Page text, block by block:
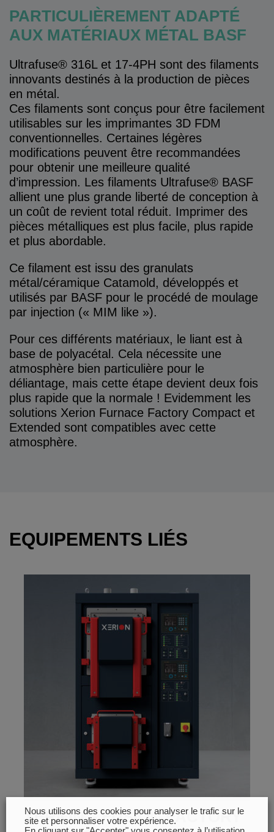
PARTICULIÈREMENT ADAPTÉ
AUX MATÉRIAUX MÉTAL BASF
Ultrafuse® 316L et 17-4PH sont des filaments
innovants destinés à la production de pièces
en métal.
Ces filaments sont conçus pour être facilement
utilisables sur les imprimantes 3D FDM
conventionnelles. Certaines légères
modifications peuvent être recommandées
pour obtenir une meilleure qualité
d’impression. Les filaments Ultrafuse® BASF
allient une plus grande liberté de conception à
un coût de revient total réduit. Imprimer des
pièces métalliques est plus facile, plus rapide
et plus abordable.
Ce filament est issu des granulats
métal/céramique Catamold, développés et
utilisés par BASF pour le procédé de moulage
par injection (« MIM like »).
Pour ces différents matériaux, le liant est à
base de polyacétal. Cela nécessite une
atmosphère bien particulière pour le
déliantage, mais cette étape devient deux fois
plus rapide que la normale ! Evidemment les
solutions Xerion Furnace Factory Compact et
Extended sont compatibles avec cette
atmosphère.
EQUIPEMENTS LIÉS
XERION – FUSION FACTORY
Nous utilisons des cookies pour analyser le trafic sur le
site et personnaliser votre expérience.